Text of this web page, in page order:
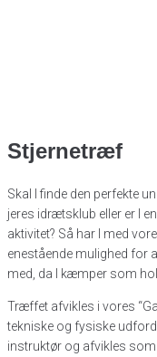
Stjernetræf
Skal I finde den perfekte
jeres idrætsklub eller er I
aktivitet? Så har I med
enestående mulighed for
med, da I kæmper som
Træffet afvikles i vores
tekniske og fysiske
instruktør og afvikles